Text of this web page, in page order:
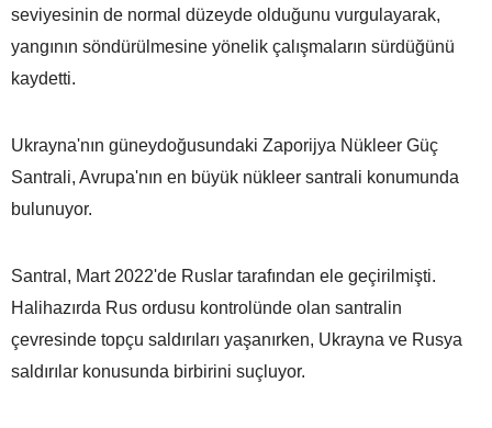
seviyesinin de normal düzeyde olduğunu vurgulayarak,
yangının söndürülmesine yönelik çalışmaların sürdüğünü
kaydetti.
Ukrayna'nın güneydoğusundaki Zaporijya Nükleer Güç
Santrali, Avrupa'nın en büyük nükleer santrali konumunda
bulunuyor.
Santral, Mart 2022'de Ruslar tarafından ele geçirilmişti.
Halihazırda Rus ordusu kontrolünde olan santralin
çevresinde topçu saldırıları yaşanırken, Ukrayna ve Rusya
saldırılar konusunda birbirini suçluyor.